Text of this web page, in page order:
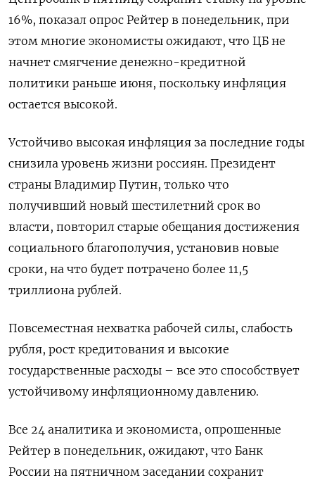
16%, показал опрос Рейтер в понедельник, при
этом многие экономисты ожидают, что ЦБ не
начнет смягчение денежно-кредитной
политики раньше июня, поскольку инфляция
остается высокой.
Устойчиво высокая инфляция за последние годы
снизила уровень жизни россиян. Президент
страны Владимир Путин, только что
получивший новый шестилетний срок во
власти, повторил старые обещания достижения
социального благополучия, установив новые
сроки, на что будет потрачено более 11,5
триллиона рублей.
Повсеместная нехватка рабочей силы, слабость
рубля, рост кредитования и высокие
государственные расходы – все это способствует
устойчивому инфляционному давлению.
Все 24 аналитика и экономиста, опрошенные
Рейтер в понедельник, ожидают, что Банк
России на пятничном заседании сохранит